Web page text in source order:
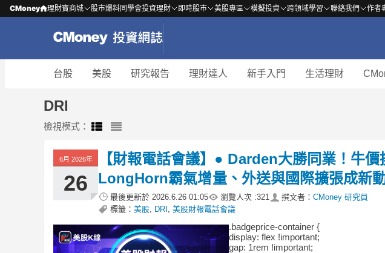
CMoney 理財寶商城 股市爆料同學會投資理財 即時股市 美股專區 模擬投資 跨領域學習 聯絡我們 作者
台股 美股 研究報告 理財達人 新手入門 生活理財
DRI
檢視模式：
6月 2026年
26
【財報電話會議】● Darden大勝同業！牛價
LongHorn霸氣增量、外送與國際擴張成新
最後更新於 2026.6.26 01:05 瀏覽人次 :321 撰文者： CMoney 研究員
標籤： 美股 DRI 美股財報電話會議
.badgeprice-container {
display: flex !important;
gap: 1rem !important;